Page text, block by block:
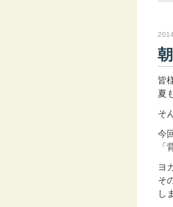
皆
夏
そ
今
「
ヨ
そ
し